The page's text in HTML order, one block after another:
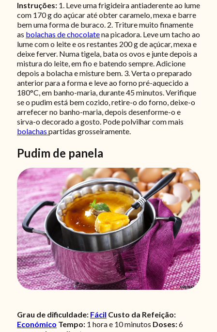
Instruções: 1. Leve uma frigideira antiaderente ao lume
com 170 g do açúcar até obter caramelo, mexa e barre
bem uma forma de buraco. 2. Triture muito finamente
as bolachas de chocolatena picadora. Leve um tacho ao
lume com o leite e os restantes 200 g de açúcar, mexa e
deixe ferver. Numa tigela, bata os ovos e junte depois a
mistura do leite, em fio e batendo sempre. Adicione
depois a bolacha e misture bem. 3. Verta o preparado
anterior para a forma e leve ao forno pré-aquecido a
180°C, em banho-maria, durante 45 minutos. Verifique
se o pudim está bem cozido, retire-o do forno, deixe-o
arrefecer no banho-maria, depois desenforme-o e
sirva-o decorado a gosto. Pode polvilhar com mais
bolachas partidas grosseiramente.
Pudim de panela
Grau de dificuldade: Fácil Custo da Refeição:
Económico Tempo: 1 hora e 10 minutos Doses:6